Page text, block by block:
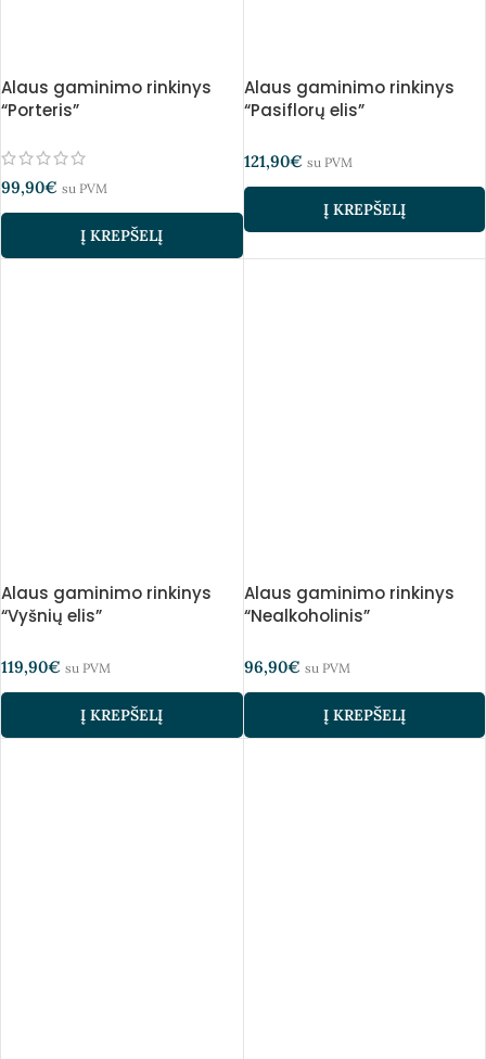
Alaus gaminimo rinkinys
“Porteris”
99,90€ su PVM
Į KREPŠELĮ
Alaus gaminimo rinkinys
“Pasiflorų elis”
121,90€ su PVM
Į KREPŠELĮ
Alaus gaminimo rinkinys
“Vyšnių elis”
119,90€ su PVM
Į KREPŠELĮ
Alaus gaminimo rinkinys
“Nealkoholinis”
96,90€ su PVM
Į KREPŠELĮ